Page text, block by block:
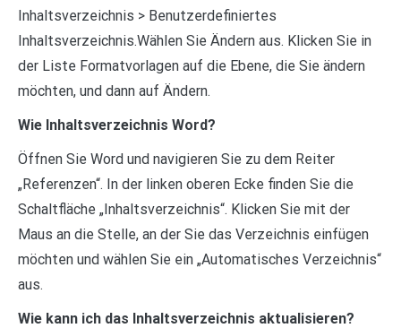
Inhaltsverzeichnis > Benutzerdefiniertes
Inhaltsverzeichnis.Wählen Sie Ändern aus. Klicken Sie in
der Liste Formatvorlagen auf die Ebene, die Sie ändern
möchten, und dann auf Ändern.
Wie Inhaltsverzeichnis Word?
Öffnen Sie Word und navigieren Sie zu dem Reiter
„Referenzen“. In der linken oberen Ecke finden Sie die
Schaltfläche „Inhaltsverzeichnis“. Klicken Sie mit der
Maus an die Stelle, an der Sie das Verzeichnis einfügen
möchten und wählen Sie ein „Automatisches Verzeichnis“
aus.
Wie kann ich das Inhaltsverzeichnis aktualisieren?